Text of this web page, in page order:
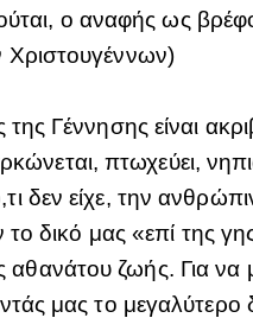
ο αναφής ως
Γέννησης είναι
πτωχεύει,
δεν είχε, την
δικό μας «επί της
ζωής. Για να
μας το